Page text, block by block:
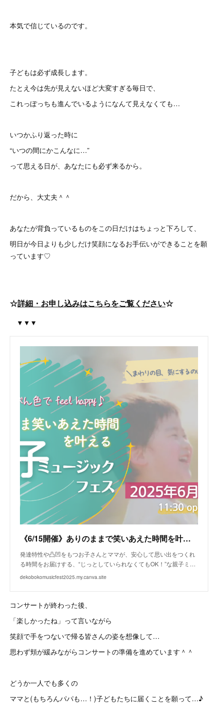
本気で信じているのです。
子どもは必ず成長します。
たとえ今は先が見えないほど大変すぎる毎日で、
これっぽっちも進んでいるようになんて見えなくても…
いつかふり返った時に
“いつの間にかこんなに…”
って思える日が、あなたにも必ず来るから。
だから、大丈夫＾＾
あなたが背負っているものをこの日だけはちょっと下ろして、
明日が今日よりも少しだけ笑顔になるお手伝いができることを願
っています♡
☆詳細・お申し込みはこちらをご覧ください☆
▼▼▼
《6/15開催》ありのままで笑いあえた時間を叶える親子ミュージックフェス
発達特性や凸凹をもつお子さんとママが、安心して思い出をつくれ
る時間をお届けする、“じっとしていられなくてもOK！”な親子ミ…
dekobokomusicfest2025.my.canva.site
コンサートが終わった後、
「楽しかったね」って言いながら
笑顔で手をつないで帰る皆さんの姿を想像して…
思わず頬が緩みながらコンサートの準備を進めています＾＾
どうか一人でも多くの
ママと(もちろんパパも…！)子どもたちに届くことを願って…♪